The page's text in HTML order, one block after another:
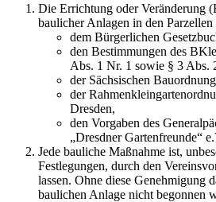
Die Errichtung oder Veränderung
baulicher Anlagen in den Parzellen
dem Bürgerlichen
den Bestimmungen des
Abs. 1 Nr. 1 sowie § 3 Abs.
der Sächsischen
der
Dresden,
den Vorgaben des
„Dresdner Gartenfreunde“
Jede bauliche Maßnahme ist,
Festlegungen, durch den
lassen. Ohne diese Genehmigung
baulichen Anlage nicht begonnen